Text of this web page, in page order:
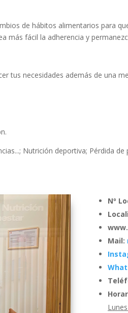
de hábitos alimentarios para
más fácil la adherencia y
tus necesidades además de una
Nutrición deportiva; Pérdida de
Nº
Mail: